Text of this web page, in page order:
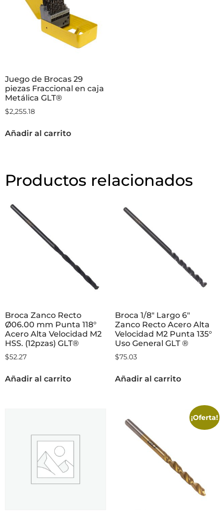
Juego de Brocas 29
piezas Fraccional en caja
Metálica GLT®
$2,255.18
Añadir al carrito
Productos relacionados
Broca Zanco Recto
Ø06.00 mm Punta 118°
Acero Alta Velocidad M2
HSS. (12pzas) GLT®
$52.27
Añadir al carrito
Broca 1/8″ Largo 6″
Zanco Recto Acero Alta
Velocidad M2 Punta 135°
Uso General GLT ®
$75.03
Añadir al carrito
¡Oferta!